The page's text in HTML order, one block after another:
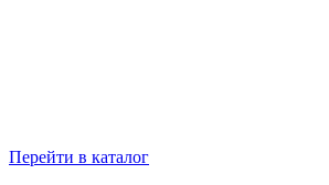
Перейти в каталог